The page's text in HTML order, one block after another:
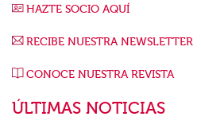
HAZTE SOCIO AQUÍ
RECIBE NUESTRA NEWSLETTER
CONOCE NUESTRA REVISTA
ÚLTIMAS NOTICIAS